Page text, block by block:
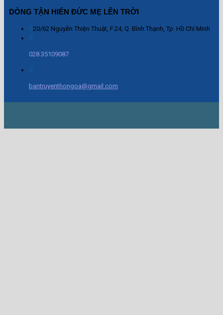
DÒNG TẬN HIẾN ĐỨC MẸ LÊN TRỜI
20/62 Nguyễn Thiện Thuật, F.24, Q. Bình Thạnh, Tp. Hồ Chí Minh
028.35109087
bantruyenthongoa@gmail.com